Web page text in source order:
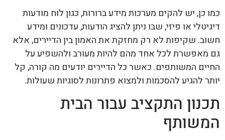
כמו כן, יש להקים מערכות מידע ברורות, כגון לוח מודעות
דיגיטלי או פיזי, שבו ניתן להציג הודעות, עדכונים ומידע
חשוב. שקיפות לא רק מחזקת את האמון בין הדיירים, אלא
גם מאפשרת לכל אחד מהם להיות מעורב ולהשפיע על
החיים המשותפים. כאשר כל הדיירים יודעים מה קורה, קל
יותר להגיע להסכמות ולמצוא פתרונות לסוגיות שעולות.
תכנון התקציב עבור הבית
המשותף